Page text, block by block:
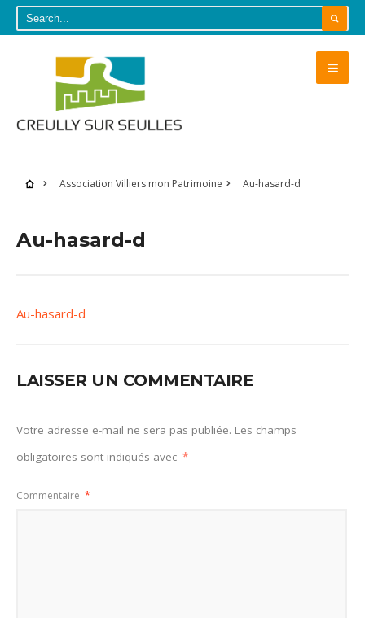
Association Villiers mon Patrimoine Au-hasard-d
Au-hasard-d
Au-hasard-d
LAISSER UN COMMENTAIRE
Votre adresse e-mail ne sera pas publiée. Les champs
obligatoires sont indiqués avec *
Commentaire *